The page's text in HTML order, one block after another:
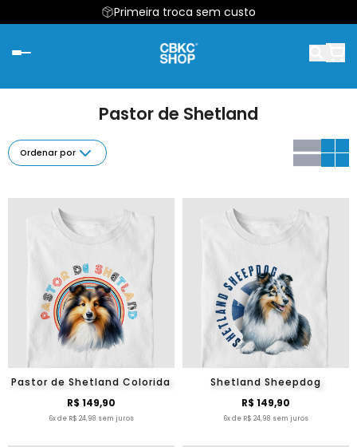
Primeira troca sem custo
Pastor de Shetland
Ordenar por
Pastor de Shetland Colorida
R$ 149,90
6x de R$ 24,98 sem juros
Shetland Sheepdog
R$ 149,90
6x de R$ 24,98 sem juros